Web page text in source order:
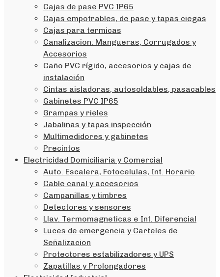
Cajas de pase PVC IP65
Cajas empotrables, de pase y tapas ciegas
Cajas para termicas
Canalizacion: Mangueras, Corrugados y
Accesorios
Caño PVC rígido, accesorios y cajas de
instalación
Cintas aisladoras, autosoldables, pasacables
Gabinetes PVC IP65
Grampas y rieles
Jabalinas y tapas inspección
Multimedidores y gabinetes
Precintos
Electricidad Domiciliaria y Comercial
Auto. Escalera, Fotocelulas, Int. Horario
Cable canal y accesorios
Campanillas y timbres
Detectores y sensores
Llav. Termomagneticas e Int. Diferencial
Luces de emergencia y Carteles de
Señalizacion
Protectores estabilizadores y UPS
Zapatillas y Prolongadores